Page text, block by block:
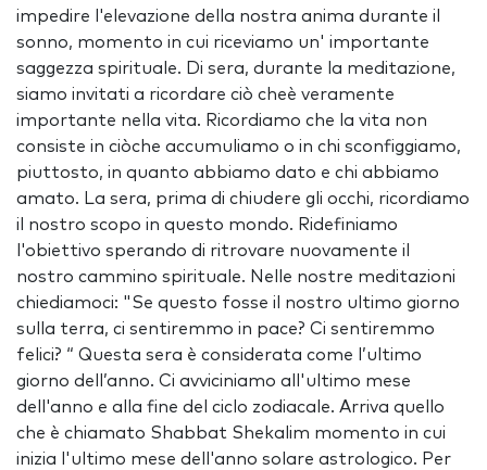
impedire l'elevazione della nostra anima durante il
sonno, momento in cui riceviamo un' importante
saggezza spirituale. Di sera, durante la meditazione,
siamo invitati a ricordare ciò cheè veramente
importante nella vita. Ricordiamo che la vita non
consiste in ciòche accumuliamo o in chi sconfiggiamo,
piuttosto, in quanto abbiamo dato e chi abbiamo
amato. La sera, prima di chiudere gli occhi, ricordiamo
il nostro scopo in questo mondo. Ridefiniamo
l'obiettivo sperando di ritrovare nuovamente il
nostro cammino spirituale. Nelle nostre meditazioni
chiediamoci: "Se questo fosse il nostro ultimo giorno
sulla terra, ci sentiremmo in pace? Ci sentiremmo
felici? “ Questa sera è considerata come l’ultimo
giorno dell’anno. Ci avviciniamo all'ultimo mese
dell'anno e alla fine del ciclo zodiacale. Arriva quello
che è chiamato Shabbat Shekalim momento in cui
inizia l'ultimo mese dell'anno solare astrologico. Per